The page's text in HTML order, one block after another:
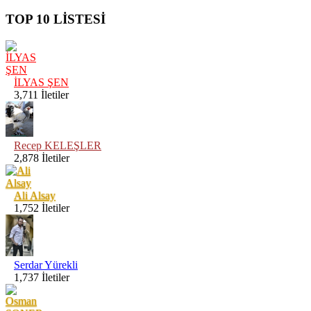
Ynt: Nst-
| 23
00:32:32
El Ya...
TOP 10 LİSTESİ
İLYAS ŞEN
3,711 İletiler
Recep KELEŞLER
2,878 İletiler
Ali Alsay
1,752 İletiler
Serdar Yürekli
1,737 İletiler